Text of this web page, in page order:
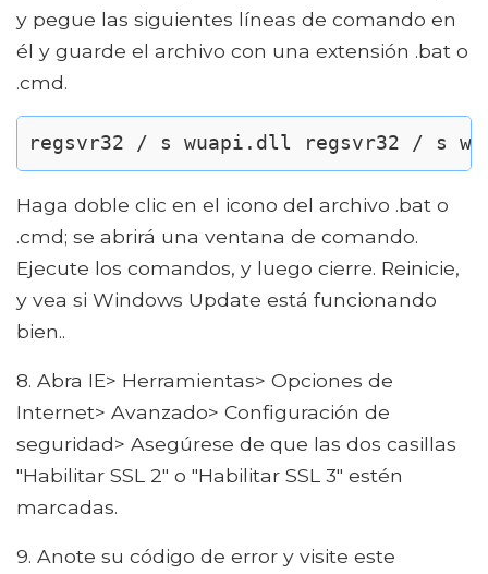
y pegue las siguientes líneas de comando en
él y guarde el archivo con una extensión .bat o
.cmd.
regsvr32 / s wuapi.dll regsvr32 / s
Haga doble clic en el icono del archivo .bat o
.cmd; se abrirá una ventana de comando.
Ejecute los comandos, y luego cierre. Reinicie,
y vea si Windows Update está funcionando
bien..
8. Abra IE> Herramientas> Opciones de
Internet> Avanzado> Configuración de
seguridad> Asegúrese de que las dos casillas
"Habilitar SSL 2" o "Habilitar SSL 3" estén
marcadas.
9. Anote su código de error y visite este